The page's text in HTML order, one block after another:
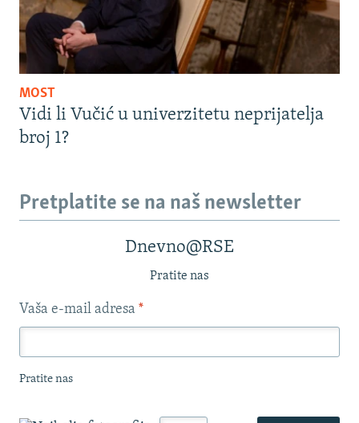
MOST
Vidi li Vučić u univerzitetu neprijatelja
broj 1?
Pretplatite se na naš newsletter
Dnevno@RSE
Pratite nas
Vaša e-mail adresa *
Pratite nas